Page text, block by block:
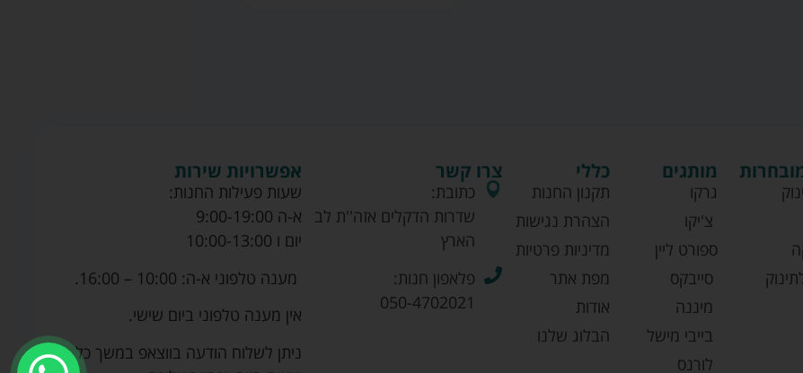
מותגים
גרקו
צ'יקו
ספורט ליין
סייבקס
מיננה
בייבי מישל
לורנס
כללי
תקנון החנות
הצהרת נגישות
מדיניות פרטיות
מפת אתר
אודות
הבלוג שלנו
צרו קשר
כתובת:
שדרות הדקלים אזה''ת לב
הארץ
פלאפון חנות:
050-4702021
אפשרויות שירות
שעות פעילות החנות:
א-ה 9:00-19:00
יום ו 10:00-13:00
מענה טלפוני א-ה: 10:00 – 16:00.
אין מענה טלפוני ביום שישי.
ניתן לשלוח הודעה בווצאפ במשך כל